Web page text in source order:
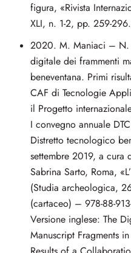
figura, «Rivista
XLI, n. 1-2, pp. 259-296.
2020. M. Maniaci – N.
digitale dei frammenti
beneventana. Primi
CAF di Tecnologie
il Progetto
I convegno annuale
Distretto tecnologico
settembre 2019, a
Sabrina Sarto, Roma,
(Studia archeologica,
(cartaceo) – 978-88-
Versione inglese: The
Manuscript Fragments